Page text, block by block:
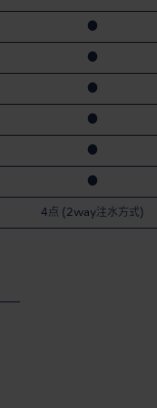
●
●
●
●
●
●
4点 (2way注水方式)